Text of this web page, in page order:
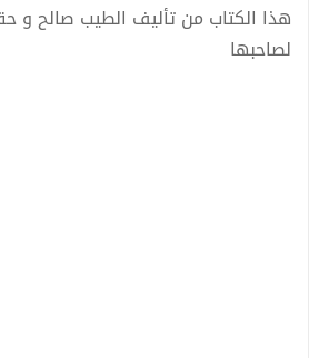
هذا الكتاب من تأليف الطيب صالح و
لصاحبها